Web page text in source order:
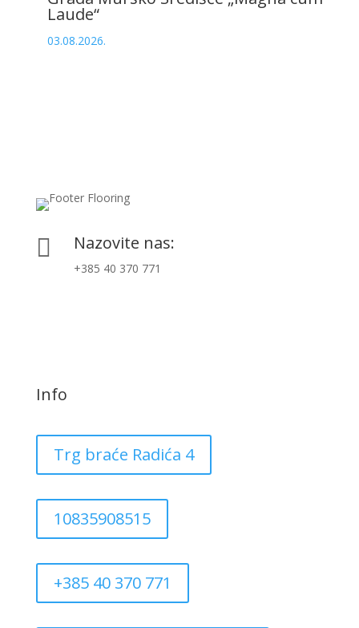
Laude“
03.08.2026.
 Nazovite nas:
+385 40 370 771
Info
Trg braće Radića 4
10835908515
+385 40 370 771